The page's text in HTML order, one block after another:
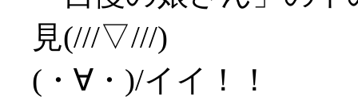
見(///▽///)
(・∀・)/イイ！！